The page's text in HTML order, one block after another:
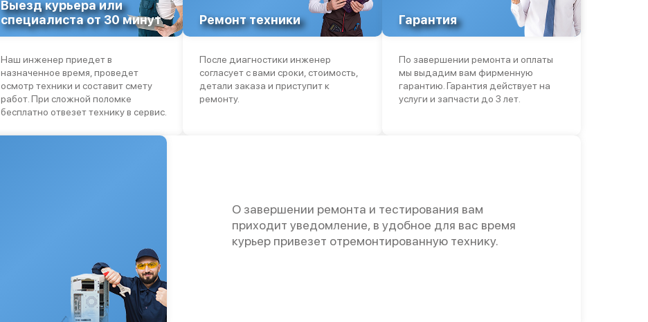
Выезд курьера или
специалиста от 30 минут
Наш инженер приедет в
назначенное время, проведет
осмотр техники и составит смету
работ. При сложной поломке
бесплатно отвезет технику в сервис.
Ремонт техники
После диагностики инженер
согласует с вами сроки, стоимость,
детали заказа и приступит к
ремонту.
Гарантия
По завершении ремонта и оплаты
мы выдадим вам фирменную
гарантию. Гарантия действует на
услуги и запчасти до 3 лет.
О завершении ремонта и тестирования вам
приходит уведомление, в удобное для вас время
курьер привезет отремонтированную технику.